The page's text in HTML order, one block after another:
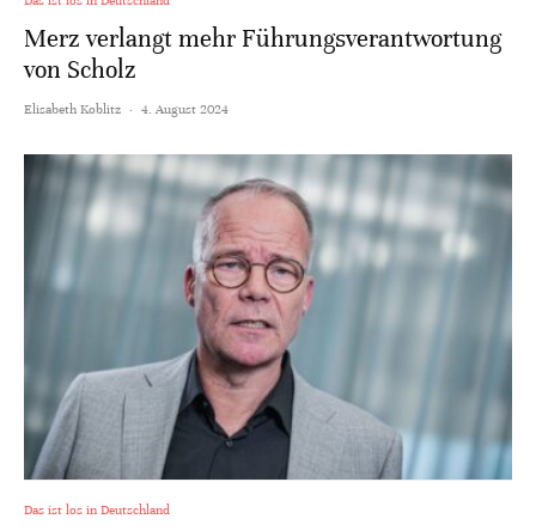
Merz verlangt mehr Führungsverantwortung
von Scholz
Elisabeth Koblitz · 4. August 2024
Das ist los in Deutschland